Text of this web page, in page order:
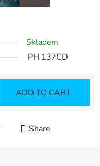
Skladem
PH 137CD
ADD TO CART
Share